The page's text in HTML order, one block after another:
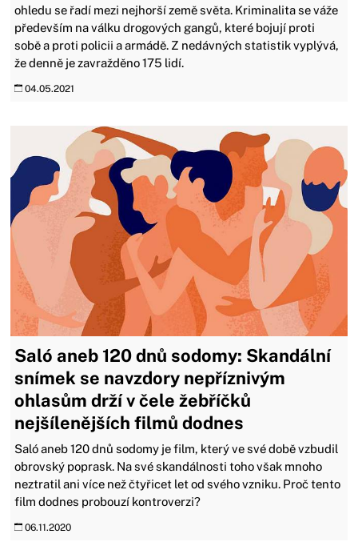
ohledu se řadí mezi nejhorší země světa. Kriminalita se váže
především na válku drogových gangů, které bojují proti
sobě a proti policii a armádě. Z nedávných statistik vyplývá,
že denně je zavražděno 175 lidí.
04.05.2021
Saló aneb 120 dnů sodomy: Skandální
snímek se navzdory nepříznivým
ohlasům drží v čele žebříčků
nejšílenějších filmů dodnes
Saló aneb 120 dnů sodomy je film, který ve své době vzbudil
obrovský poprask. Na své skandálnosti toho však mnoho
neztratil ani více než čtyřicet let od svého vzniku. Proč tento
film dodnes probouzí kontroverzi?
06.11.2020